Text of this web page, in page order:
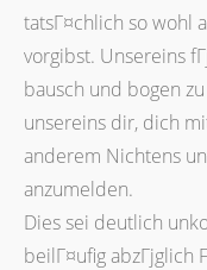
tatsГ¤chlich so wohl
vorgibst. Unsereins
bausch und bogen
unsereins dir, dich
anderem Nichtens
anzumelden.
Dies sei deutlich
beilГ¤ufig abzГјglich